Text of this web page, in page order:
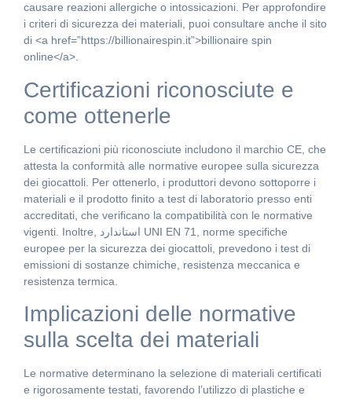
causare reazioni allergiche o intossicazioni. Per approfondire
i criteri di sicurezza dei materiali, puoi consultare anche il sito
di <a href=”https://billionairespin.it”>billionaire spin
online</a>.
Certificazioni riconosciute e
come ottenerle
Le certificazioni più riconosciute includono il marchio CE, che
attesta la conformità alle normative europee sulla sicurezza
dei giocattoli. Per ottenerlo, i produttori devono sottoporre i
materiali e il prodotto finito a test di laboratorio presso enti
accreditati, che verificano la compatibilità con le normative
vigenti. Inoltre, استاندارد UNI EN 71, norme specifiche
europee per la sicurezza dei giocattoli, prevedono i test di
emissioni di sostanze chimiche, resistenza meccanica e
resistenza termica.
Implicazioni delle normative
sulla scelta dei materiali
Le normative determinano la selezione di materiali certificati
e rigorosamente testati, favorendo l’utilizzo di plastiche e